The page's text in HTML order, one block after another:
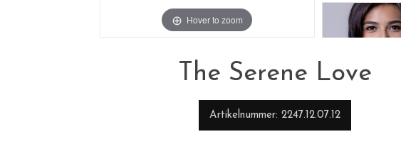
Hover to zoom
The Serene Love
Artikelnummer 2247.12.07.12